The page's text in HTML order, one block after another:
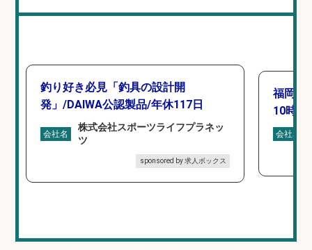
釣り好き必見「釣具の設計開
発」/DAIWA公認製品/年休117日
会社名
株式会社スポーツライフプラネッ
ツ
sponsored by 求人ボックス
福岡「
10時間
会社名